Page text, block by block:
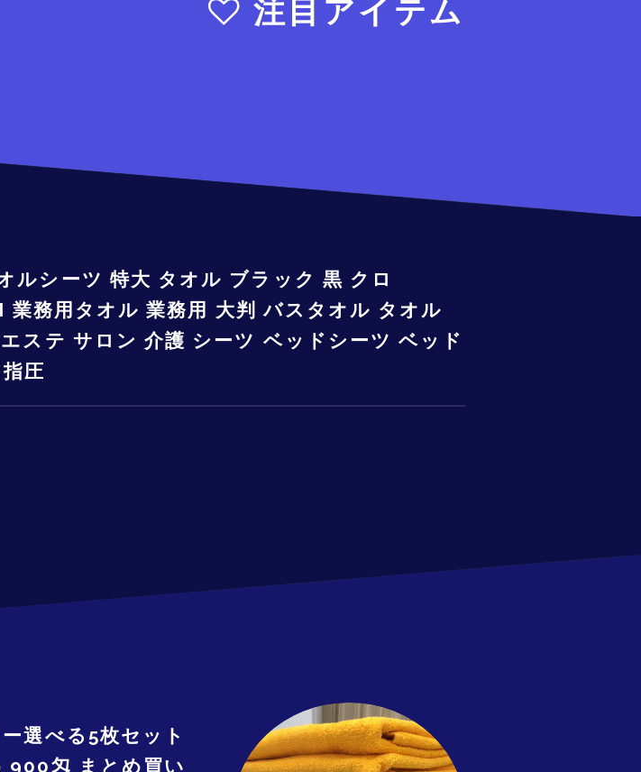
注目アイテム
ルシーツ 特大 タオル ブラック 黒 クロ
業務用タオル 業務用 大判 バスタオル タオル
ステ サロン 介護 シーツ ベッドシーツ ベッド
圧
選べる5枚セット
900匁 まとめ買い